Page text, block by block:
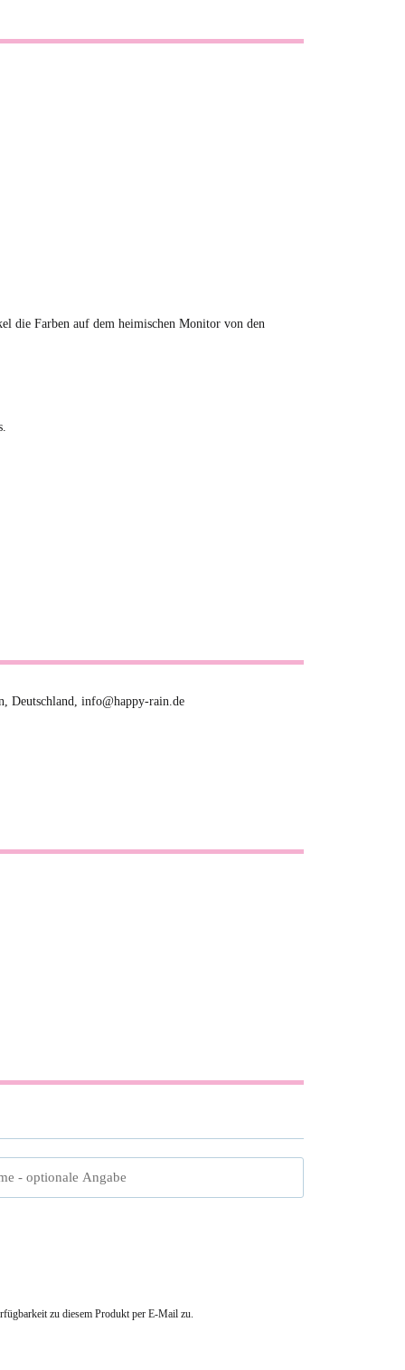
die Farben auf dem heimischen Monitor von den
Deutschland, info@happy-rain.de
- optionale Angabe
zu diesem Produkt per E-Mail zu.